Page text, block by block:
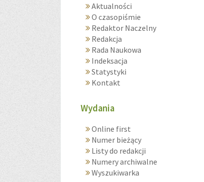
Aktualności
O czasopiśmie
Redaktor Naczelny
Redakcja
Rada Naukowa
Indeksacja
Statystyki
Kontakt
Wydania
Online first
Numer bieżący
Listy do redakcji
Numery archiwalne
Wyszukiwarka